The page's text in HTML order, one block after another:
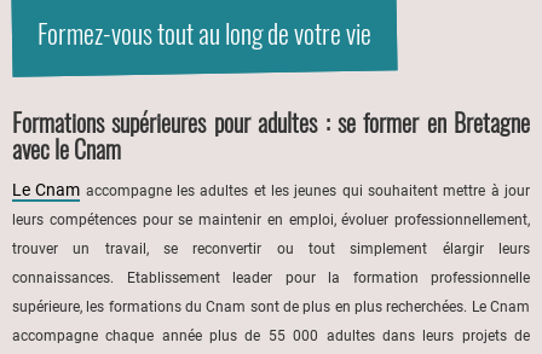
Formez-vous tout au long de votre vie
Formations supérieures pour adultes : se former en Bretagne
avec le Cnam
Le Cnam accompagne les adultes et les jeunes qui souhaitent mettre à jour
leurs compétences pour se maintenir en emploi, évoluer professionnellement,
trouver un travail, se reconvertir ou tout simplement élargir leurs
connaissances. Etablissement leader pour la formation professionnelle
supérieure, les formations du Cnam sont de plus en plus recherchées. Le Cnam
accompagne chaque année plus de 55 000 adultes dans leurs projets de